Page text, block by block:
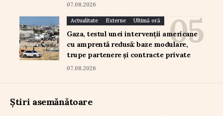
07.08.2026
Actualitate Externe Ultimă oră
Gaza, testul unei intervenții americane
cu amprentă redusă: baze modulare,
trupe partenere și contracte private
07.08.2026
Știri asemănătoare